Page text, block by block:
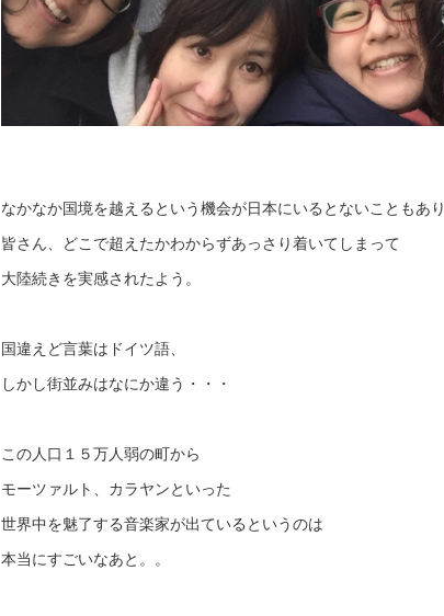
なかなか国境を越えるという機会が日本にいるとないこともあり
皆さん、どこで超えたかわからずあっさり着いてしまって
大陸続きを実感されたよう。
国違えど言葉はドイツ語、
しかし街並みはなにか違う・・・
この人口１５万人弱の町から
モーツァルト、カラヤンといった
世界中を魅了する音楽家が出ているというのは
本当にすごいなあと。。